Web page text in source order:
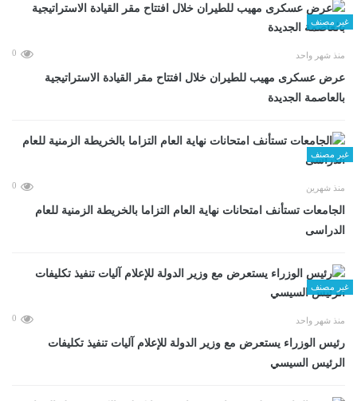
غير مصنف
منذ شهر واحد 0
عرض عسكرى مهيب للطيران خلال افتتاح مقر القيادة الاستراتيجية
بالعاصمة الجديدة
غير مصنف
منذ شهرين 0
الجامعات تستأنف امتحانات نهاية العام التزاما بالخريطة الزمنية للعام
الدراسى
غير مصنف
منذ شهر واحد 0
رئيس الوزراء يستعرض مع وزير الدولة للإعلام آليات تنفيذ تكليفات
الرئيس السيسي